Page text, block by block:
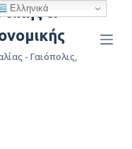
&
- Γαιόπολις,
Ελληνικά